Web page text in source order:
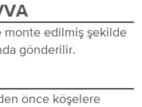
monte edilmiş şekilde
gönderilir.
önce köşelere